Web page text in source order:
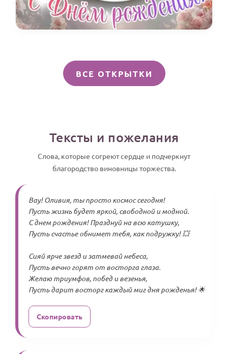
ВСЕ ОТКРЫТКИ
Тексты и пожелания
Слова, которые согреют сердце и подчеркнут
благородство виновницы торжества.
Вау! Оливия, ты просто космос сегодня!
Пусть жизнь будет яркой, свободной и модной.
С днем рождения! Празднуй на всю катушку,
Пусть счастье обнимет тебя, как подружку! 💥
Сияй ярче звезд и затмевай небеса,
Пусть вечно горят от восторга глаза.
Желаю триумфов, побед и везенья,
Пусть дарит восторг каждый миг дня рожденья! 🌟
Скопировать